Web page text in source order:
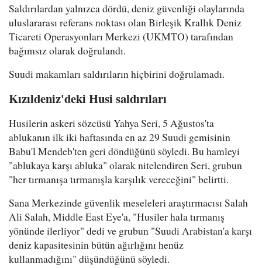
Saldırılardan yalnızca dördü, deniz güvenliği olaylarında
uluslararası referans noktası olan Birleşik Krallık Deniz
Ticareti Operasyonları Merkezi (UKMTO) tarafından
bağımsız olarak doğrulandı.
Suudi makamları saldırıların hiçbirini doğrulamadı.
Kızıldeniz'deki Husi saldırıları
Husilerin askeri sözcüsü Yahya Seri, 5 Ağustos'ta
ablukanın ilk iki haftasında en az 29 Suudi gemisinin
Babu'l Mendeb'ten geri döndüğünü söyledi. Bu hamleyi
"ablukaya karşı abluka" olarak nitelendiren Seri, grubun
"her tırmanışa tırmanışla karşılık vereceğini" belirtti.
Sana Merkezinde güvenlik meseleleri araştırmacısı Salah
Ali Salah, Middle East Eye'a, "Husiler hala tırmanış
yönünde ilerliyor" dedi ve grubun "Suudi Arabistan'a karşı
deniz kapasitesinin bütün ağırlığını henüz
kullanmadığını" düşündüğünü söyledi.